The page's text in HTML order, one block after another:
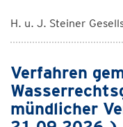
H. u. J. Steiner
Verfahren
mündlicher